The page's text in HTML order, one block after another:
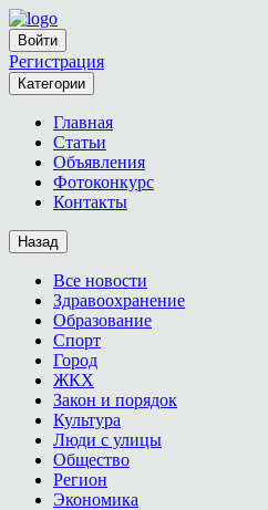
Войти
Регистрация
Категории
Главная
Статьи
Объявления
Фотоконкурс
Контакты
Назад
Все новости
Здравоохранение
Образование
Спорт
Город
ЖКХ
Закон и порядок
Культура
Люди с улицы
Общество
Регион
Экономика